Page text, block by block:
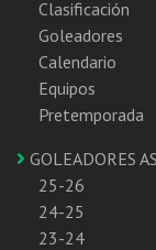
Clasificación
Goleadores
Calendario
Equipos
Pretemporada
GOLEADORES
25-26
24-25
23-24